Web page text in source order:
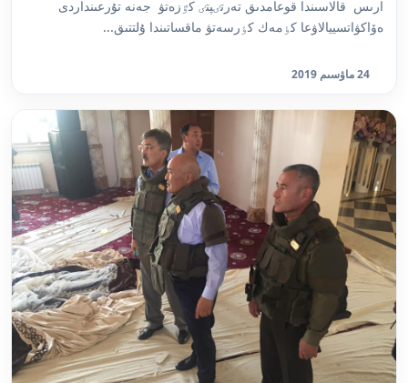
ارىس قالاسىندا قوعامدىق تەرتٸپتٸ كٷزەتۋ جەنە تۇرعىنداردى
ەۆاكۋاتسييالاۋعا كٶمەك كٶرسەتۋ ماقساتىندا ۇلتتىق...
24 ماۋسىم 2019